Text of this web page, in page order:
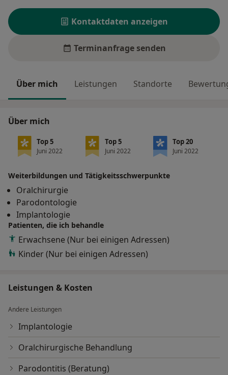
Kontaktdaten anzeigen
Terminanfrage senden
Über mich Leistungen Standorte
Über mich
Top 5
Juni 2022
Top 5
Juni 2022
Top 20
Juni 2022
Weiterbildungen und Tätigkeitsschwerpunkte
Oralchirurgie
Parodontologie
Implantologie
Patienten, die ich behandle
Erwachsene (Nur bei einigen Adressen)
Kinder (Nur bei einigen Adressen)
Leistungen & Kosten
Andere Leistungen
Implantologie
Oralchirurgische Behandlung
Parodontitis (Beratung)